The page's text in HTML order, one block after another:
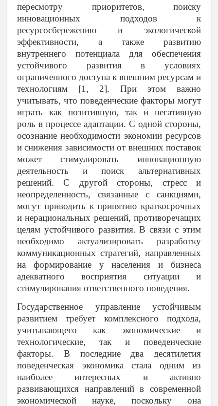
пересмотру приоритетов, поиску
инновационных подходов к
ресурсосбережению и экологической
эффективности, а также развитию
внутреннего потенциала для обеспечения
устойчивого развития в условиях
ограниченного доступа к внешним ресурсам и
технологиям [1, 2]. При этом важно
учитывать, что поведенческие факторы могут
играть как позитивную, так и негативную
роль в процессе адаптации. С одной стороны,
осознание необходимости экономии ресурсов
и снижения зависимости от внешних поставок
может стимулировать инновационную
деятельность и поиск альтернативных
решений. С другой стороны, стресс и
неопределенность, связанные с санкциями,
могут приводить к принятию краткосрочных
и нерациональных решений, противоречащих
целям устойчивого развития. В связи с этим
необходимо актуализировать разработку
коммуникационных стратегий, направленных
на формирование у населения и бизнеса
адекватного восприятия ситуации и
стимулирования ответственного поведения.
Государственное управление устойчивым
развитием требует комплексного подхода,
учитывающего как экономические и
технологические, так и поведенческие
факторы. В последние два десятилетия
поведенческая экономика стала одним из
наиболее интересных и активно
развивающихся направлений в современной
экономической науке, поскольку она